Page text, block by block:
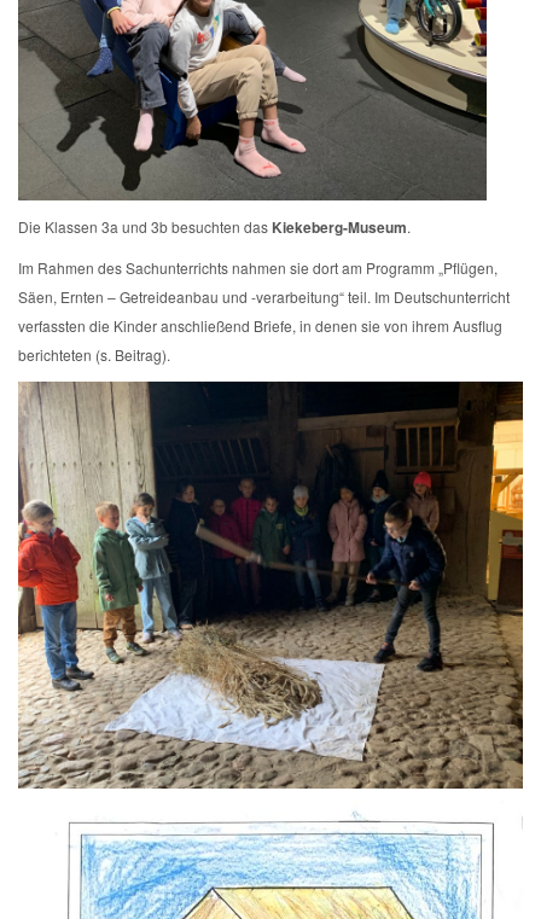
Die Klassen 3a und 3b besuchten das Kiekeberg-Museum.
Im Rahmen des Sachunterrichts nahmen sie dort am Programm „Pflügen,
Säen, Ernten – Getreideanbau und -verarbeitung“ teil. Im Deutschunterricht
verfassten die Kinder anschließend Briefe, in denen sie von ihrem Ausflug
berichteten (s. Beitrag).